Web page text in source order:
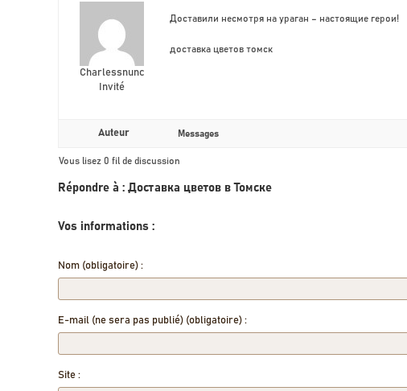
Charlessnunc
Invité
Доставили несмотря на ураган – настоящие герои!
доставка цветов томск
Auteur Messages
Vous lisez 0 fil de discussion
Répondre à : Доставка цветов в Томске
Vos informations :
Nom (obligatoire) :
E-mail (ne sera pas publié) (obligatoire) :
Site :